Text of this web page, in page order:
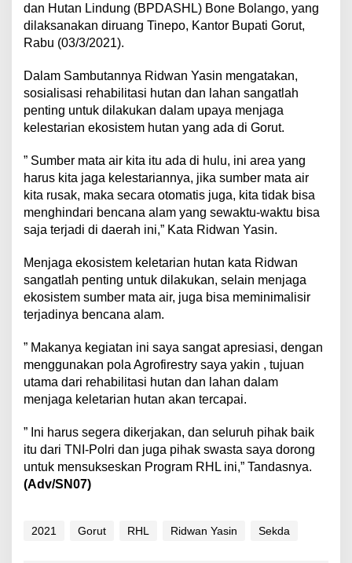
dan Hutan Lindung (BPDASHL) Bone Bolango, yang
dilaksanakan diruang Tinepo, Kantor Bupati Gorut,
Rabu (03/3/2021).
Dalam Sambutannya Ridwan Yasin mengatakan,
sosialisasi rehabilitasi hutan dan lahan sangatlah
penting untuk dilakukan dalam upaya menjaga
kelestarian ekosistem hutan yang ada di Gorut.
” Sumber mata air kita itu ada di hulu, ini area yang
harus kita jaga kelestariannya, jika sumber mata air
kita rusak, maka secara otomatis juga, kita tidak bisa
menghindari bencana alam yang sewaktu-waktu bisa
saja terjadi di daerah ini,” Kata Ridwan Yasin.
Menjaga ekosistem keletarian hutan kata Ridwan
sangatlah penting untuk dilakukan, selain menjaga
ekosistem sumber mata air, juga bisa meminimalisir
terjadinya bencana alam.
” Makanya kegiatan ini saya sangat apresiasi, dengan
menggunakan pola Agrofirestry saya yakin , tujuan
utama dari rehabilitasi hutan dan lahan dalam
menjaga keletarian hutan akan tercapai.
” Ini harus segera dikerjakan, dan seluruh pihak baik
itu dari TNI-Polri dan juga pihak swasta saya dorong
untuk mensukseskan Program RHL ini,” Tandasnya.
(Adv/SN07)
2021 Gorut RHL Ridwan Yasin Sekda